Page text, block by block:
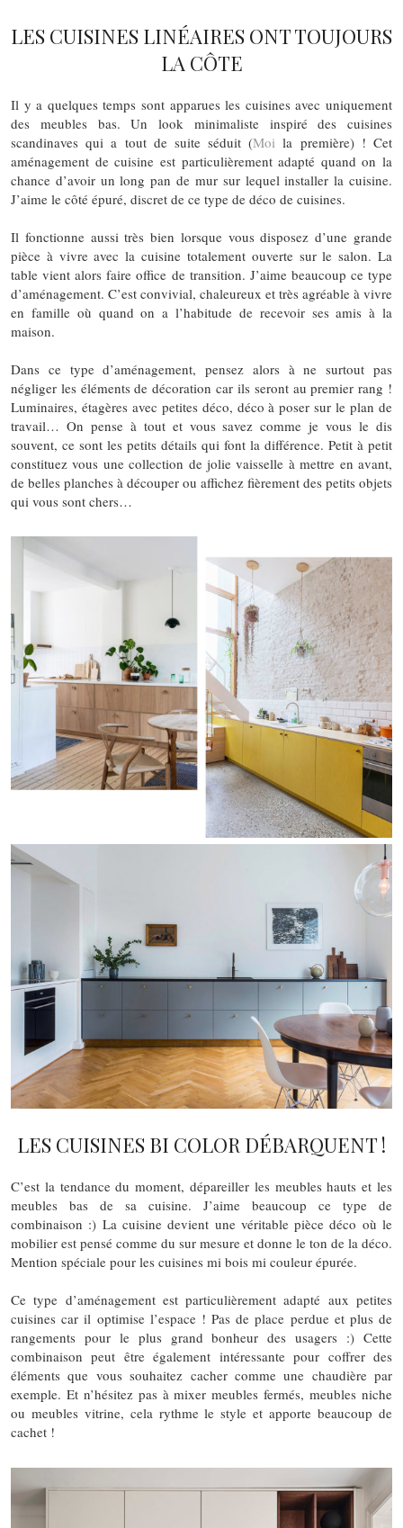
LES CUISINES LINÉAIRES ONT TOUJOURS
LA CÔTE
Il y a quelques temps sont apparues les cuisines avec uniquement
des meubles bas. Un look minimaliste inspiré des cuisines
scandinaves qui a tout de suite séduit (Moi la première) ! Cet
aménagement de cuisine est particulièrement adapté quand on la
chance d’avoir un long pan de mur sur lequel installer la cuisine.
J’aime le côté épuré, discret de ce type de déco de cuisines.
Il fonctionne aussi très bien lorsque vous disposez d’une grande
pièce à vivre avec la cuisine totalement ouverte sur le salon. La
table vient alors faire office de transition. J’aime beaucoup ce type
d’aménagement. C’est convivial, chaleureux et très agréable à vivre
en famille où quand on a l’habitude de recevoir ses amis à la
maison.
Dans ce type d’aménagement, pensez alors à ne surtout pas
négliger les éléments de décoration car ils seront au premier rang !
Luminaires, étagères avec petites déco, déco à poser sur le plan de
travail… On pense à tout et vous savez comme je vous le dis
souvent, ce sont les petits détails qui font la différence. Petit à petit
constituez vous une collection de jolie vaisselle à mettre en avant,
de belles planches à découper ou affichez fièrement des petits objets
qui vous sont chers…
LES CUISINES BI COLOR DÉBARQUENT !
C’est la tendance du moment, dépareiller les meubles hauts et les
meubles bas de sa cuisine. J’aime beaucoup ce type de
combinaison :) La cuisine devient une véritable pièce déco où le
mobilier est pensé comme du sur mesure et donne le ton de la déco.
Mention spéciale pour les cuisines mi bois mi couleur épurée.
Ce type d’aménagement est particulièrement adapté aux petites
cuisines car il optimise l’espace ! Pas de place perdue et plus de
rangements pour le plus grand bonheur des usagers :) Cette
combinaison peut être également intéressante pour coffrer des
éléments que vous souhaitez cacher comme une chaudière par
exemple. Et n’hésitez pas à mixer meubles fermés, meubles niche
ou meubles vitrine, cela rythme le style et apporte beaucoup de
cachet !